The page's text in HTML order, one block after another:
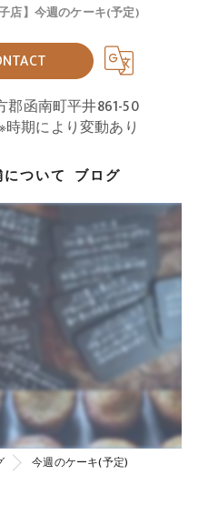
店】今週のケーキ(予定)
郡函南町平井861-50
期により変動あり
ついて ブログ
今週のケーキ(予定)